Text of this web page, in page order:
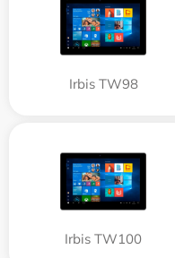
Irbis TW98
Irbis TW100